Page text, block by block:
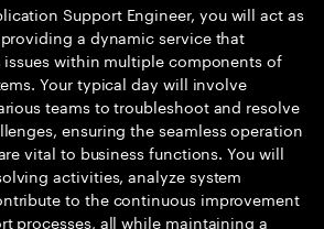
Support Engineer, you will act as
a dynamic service that
within multiple components of
Your typical day will involve
teams to troubleshoot and resolve
ensuring the seamless operation
vital to business functions. You will
activities, analyze system
to the continuous improvement
processes, all while maintaining a